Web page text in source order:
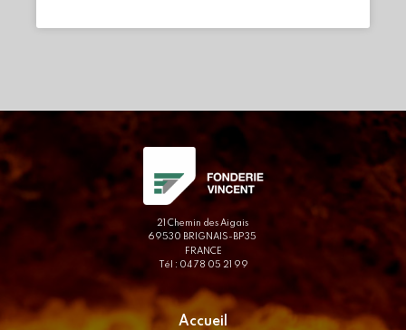
21 Chemin des Aigais
69530 BRIGNAIS-BP35
FRANCE
Tél : 04 78 05 21 99
Accueil